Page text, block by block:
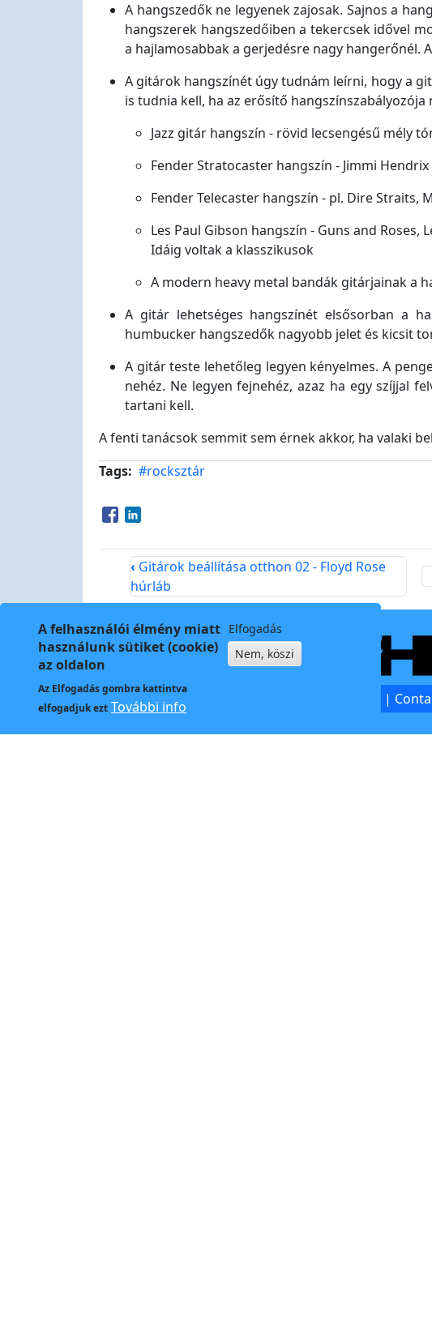
A hangszedők ne legyenek zajosak. Sajnos a
hangszerek hangszedőiben a tekercsek idővel
a hajlamosabbak a gerjedésre nagy hangerőnél.
A gitárok hangszínét úgy tudnám leírni, hogy a
is tudnia kell, ha az erősítő
Jazz gitár hangszín - rövid lecsengésű mély
Fender Stratocaster hangszín - Jimmi
Fender Telecaster hangszín - pl. Dire Straits,
Les Paul Gibson hangszín - Guns and Roses,
Idáig voltak a klasszikusok
A modern heavy metal bandák gitárjainak a
A gitár lehetséges hangszínét elsősorban a
humbucker hangszedők nagyobb jelet és kicsit
A gitár teste lehetőleg legyen kényelmes. A
nehéz. Ne legyen fejnehéz, azaz ha egy szíjjal
tartani kell.
A fenti tanácsok semmit sem érnek akkor, ha valaki
Tags #rocksztár
Opens in a new window
Opens in a new window
‹ Gitárok beállítása otthon 02 - Floyd Rose
húrláb
Kapcsolat |
A felhasználói élmény miatt
használunk sütiket (cookie)
az oldalon
Az Elfogadásgombra kattintva
elfogadjuk ezt További info
Elfogadás
Nem, köszi